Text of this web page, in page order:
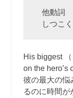
他動詞
しつこ
His biggest
on the hero’s
彼の最大の悩
るのに時間が